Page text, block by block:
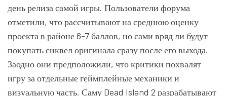
день релиза самой игры. Пользователи форума
отметили, что рассчитывают на среднюю оценку
проекта в районе 6-7 баллов, но сами вряд ли будут
покупать сиквел оригинала сразу после его выхода.
Заодно они предположили, что критики похвалят
игру за отдельные геймплейные механики и
визуальную часть. Саму Dead Island 2 разрабатывают